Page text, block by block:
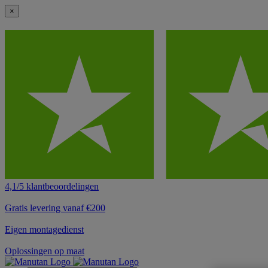
×
4,1/5 klantbeoordelingen
Gratis levering vanaf €200
Eigen montagedienst
Oplossingen op maat